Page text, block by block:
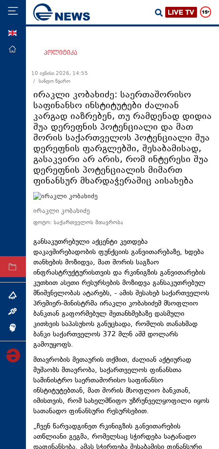
მთავარი
ეკონომიკა
მსოფლიო
ჯანდაცვა
საზოგადოება
სამართალი
თავდაცვა
რეგიონი
კულტურა
სპორტი
ტაბლოიდი
თემა
ინტერვიუ
ინქვიზიცია
პოლიტიკა
10 ივნისი 2026, 14:55
/ სანდო წყარო
ირაკლი კობახიძე: საერთაშორისო
საფინანსო ინსტიტუტები ძალიან
კარგად იაზრებენ, თუ რამდენად დიდია
შუა დერეფნის პოტენციალი და მათ
შორის საქართველოს პოტენციალი შუა
დერეფნის ფარგლებში, შესაბამისად,
გასაკვირი არ არის, რომ ინტერესი შუა
დერეფნის პოტენციალის მიმართ
ფინანსურ მხარდაჭერაშიც აისახება
ირაკლი კობახიძე
ფოტო: საქართველოს მთავრობა
განსაკუთრებული აქცენტი კეთდება
დაკავშირებადობის ფუნქციის განვითარებაზე, ხდება
თანხების მოზიდვა, მათ შორის საგზაო
ინფრასტრუქტურისთვის და რკინიგზის განვითარების
კუთხით ასეთი რესურსების მოზიდვა განსაკუთრებულ
მნიშვნელობას ატარებს, - ამის შესახებ საქართველოს
პრემიერ-მინისტრმა ირაკლი კობახიძემ მსოფლიო
ბანკთან გაფორმებულ შეთანხმებაზე დასმული
კითხვის საპასუხოს განუცხადა, რომლის თანახმად
ბანკი საქართველოს 372 მლნ აშშ დოლარს
გამოუყოფს.
მთავრობის მეთაურის თქმით, ძალიან აქტიურად
მუშაობს მთავრობა, საქართველოს ფინანსთა
სამინისტრო საერთაშორისო საფინანსო
ინსტიტუტებთან, მათ შორის მსოფლიო ბანკთან,
იმისთვის, რომ სახელმწიფო უზრუნველყოფილი იყოს
სათანადო ფინანსური რესურსებით.
„ჩვენ წარვადგინეთ რკინიგზის განვითარების
ათწლიანი გეგმა, რომელსაც სჭირდება სატანადო